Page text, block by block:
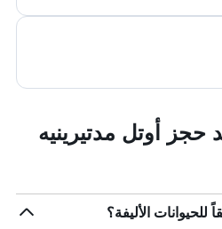
حجز أوتل مدتيرينيه
للحيوانات الأليفة؟